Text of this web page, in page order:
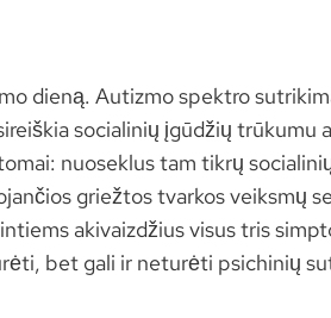
dieną. Autizmo spektro
socialinių įgūdžių trūkumu
nuoseklus tam tikrų
griežtos tvarkos veiksmų
akivaizdžius visus tris
bet gali ir neturėti psichinių